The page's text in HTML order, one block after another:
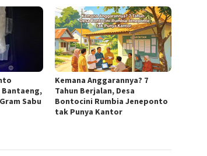
Sabu
Kemana Anggarannya? 7
Tahun Berjalan, Desa
Bontocini Rumbia Jeneponto
tak Punya Kantor